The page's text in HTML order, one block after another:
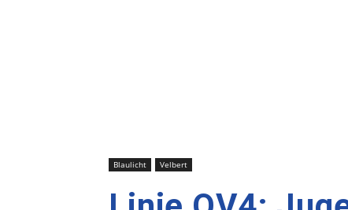
Blaulicht Velbert